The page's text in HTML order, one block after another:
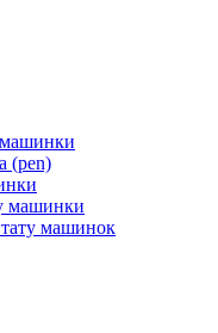
машинки
(pen)
машинки
машинок